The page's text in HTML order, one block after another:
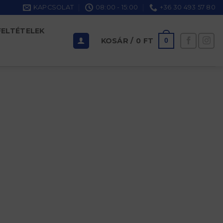
KAPCSOLAT 08:00 - 15:00 +36 30 493 57 80
KOSÁR / 0 FT 0